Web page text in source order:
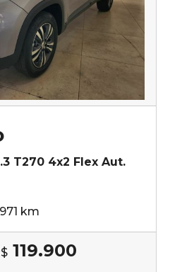
T270 4x2 Flex Aut.
km
119.900